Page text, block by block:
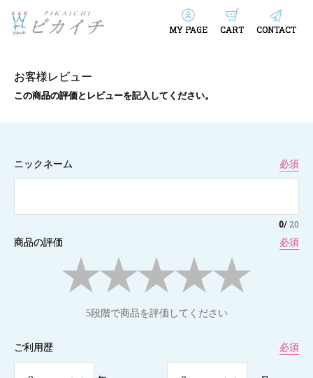
MY PAGE CART CONTACT
お客様レビュー
この商品の評価とレビューを記入してください。
ニックネーム 必須
0/ 20
商品の評価 必須
5段階で商品を評価してください
ご利用歴 必須